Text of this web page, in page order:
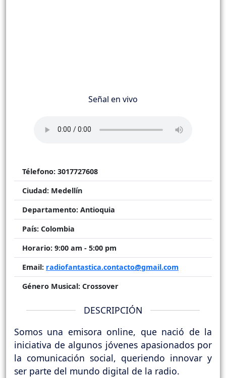
Señal en vivo
Télefono: 3017727608
Ciudad: Medellín
Departamento: Antioquia
País: Colombia
Horario: 9:00 am - 5:00 pm
Email: radiofantastica.contacto@gmail.com
Género Musical: Crossover
DESCRIPCIÓN
Somos una emisora online, que nació de la
iniciativa de algunos jóvenes apasionados por
la comunicación social, queriendo innovar y
ser parte del mundo digital de la radio.